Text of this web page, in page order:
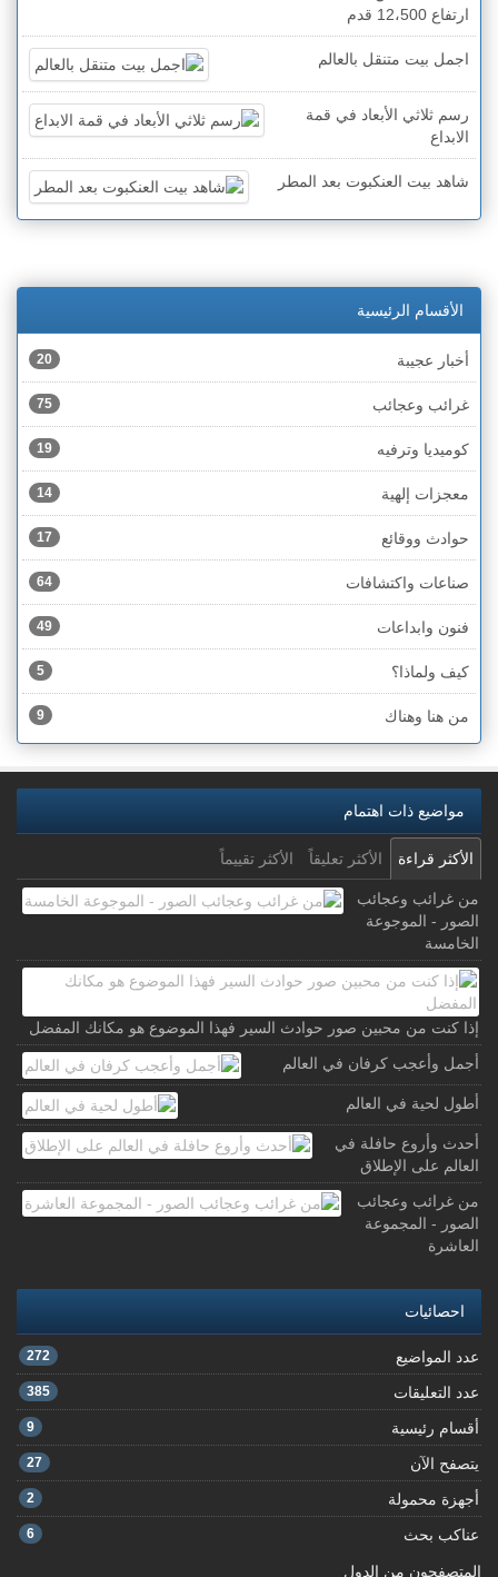
ارتفاع 12،500 قدم
اجمل بيت متنقل بالعالم
رسم ثلاثي الأبعاد في قمة
الابداع
شاهد بيت العنكبوت بعد المطر
الأقسام الرئيسية
أخبار عجيبة 20
غرائب وعجائب 75
كوميديا وترفيه 19
معجزات إلهية 14
حوادث ووقائع 17
صناعات واكتشافات 64
فنون وابداعات 49
كيف ولماذا؟ 5
من هنا وهناك 9
مواضيع ذات اهتمام
الأكثر قراءة الأكثر تعليقاً الأكثر تقييماً
من غرائب وعجائب
الصور - الموجوعة
الخامسة
إذا كنت من محبين صور حوادث السير فهذا الموضوع هو مكانك المفضل
أجمل وأعجب كرفان في العالم
أطول لحية في العالم
أحدث وأروع حافلة في
العالم على الإطلاق
من غرائب وعجائب
الصور - المجموعة
العاشرة
احصائيات
عدد المواضيع 272
عدد التعليقات 385
أقسام رئيسية 9
يتصفح الآن 27
أجهزة محمولة 2
عناكب بحث 6
المتصفحون من الدول